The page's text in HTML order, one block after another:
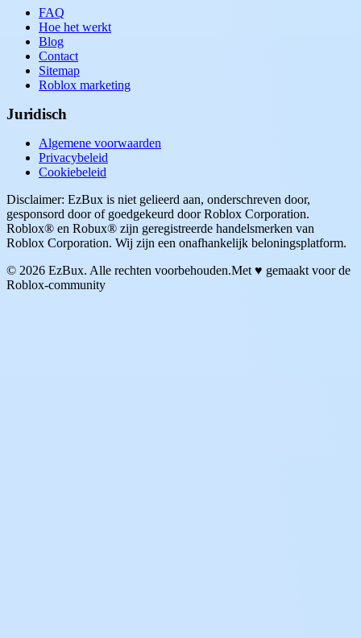
FAQ
Hoe het werkt
Blog
Contact
Sitemap
Roblox marketing
Juridisch
Algemene voorwaarden
Privacybeleid
Cookiebeleid
Disclaimer: EzBux is niet gelieerd aan, onderschreven door,
gesponsord door of goedgekeurd door Roblox Corporation.
Roblox® en Robux® zijn geregistreerde handelsmerken van
Roblox Corporation. Wij zijn een onafhankelijk beloningsplatform.
© 2026 EzBux. Alle rechten voorbehouden.Met ♥ gemaakt voor de
Roblox-community